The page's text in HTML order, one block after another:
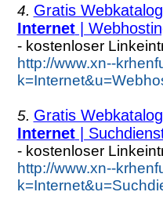
4. Gratis
Internet|
- kostenloser
http://www.xn--
5. Gratis
Internet|
- kostenloser
http://www.xn--